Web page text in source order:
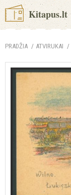
Kitapus.lt
PRADŽIA ATVIRUKAI